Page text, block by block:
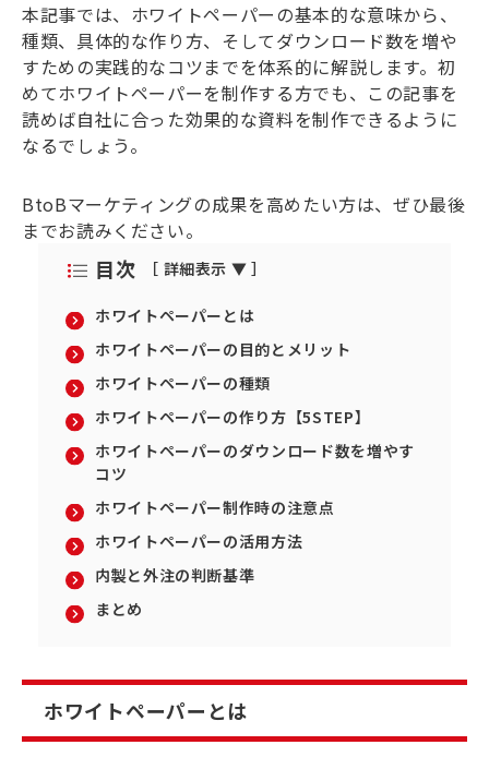
本記事では、ホワイトペーパーの基本的な意味から、
種類、具体的な作り方、そしてダウンロード数を増や
すための実践的なコツまでを体系的に解説します。初
めてホワイトペーパーを制作する方でも、この記事を
読めば自社に合った効果的な資料を制作できるように
なるでしょう。
BtoBマーケティングの成果を高めたい方は、ぜひ最後
までお読みください。
目次 ［ 詳細表示 ▼ ］
ホワイトペーパーとは
ホワイトペーパーの目的とメリット
ホワイトペーパーの種類
ホワイトペーパーの作り方【5STEP】
ホワイトペーパーのダウンロード数を増やす
コツ
ホワイトペーパー制作時の注意点
ホワイトペーパーの活用方法
内製と外注の判断基準
まとめ
ホワイトペーパーとは